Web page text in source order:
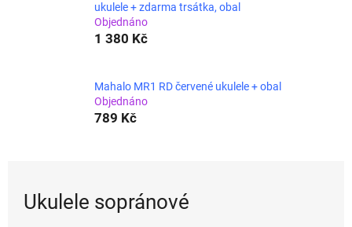
ukulele + zdarma trsátka, obal
Objednáno
1 380 Kč
Mahalo MR1 RD červené ukulele + obal
Objednáno
789 Kč
Ukulele sopránové